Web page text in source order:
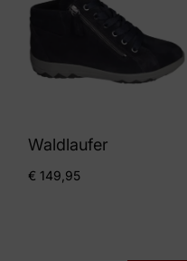
Waldlaufer
€ 149,95